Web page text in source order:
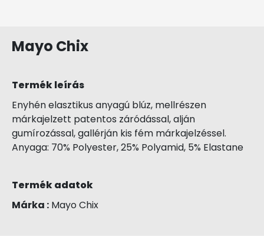
Mayo Chix
Termék leírás
Enyhén elasztikus anyagú blúz, mellrészen
márkajelzett patentos záródással, alján
gumírozással, gallérján kis fém márkajelzéssel.
Anyaga: 70% Polyester, 25% Polyamid, 5% Elastane
Termék adatok
Márka : Mayo Chix